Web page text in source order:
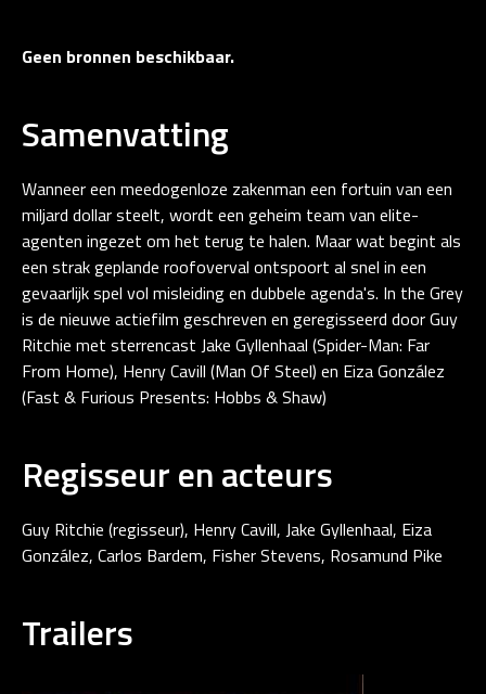
Geen bronnen beschikbaar.
Samenvatting
Wanneer een meedogenloze zakenman een fortuin van een
miljard dollar steelt, wordt een geheim team van elite-
agenten ingezet om het terug te halen. Maar wat begint als
een strak geplande roofoverval ontspoort al snel in een
gevaarlijk spel vol misleiding en dubbele agenda's. In the Grey
is de nieuwe actiefilm geschreven en geregisseerd door Guy
Ritchie met sterrencast Jake Gyllenhaal (Spider-Man: Far
From Home), Henry Cavill (Man Of Steel) en Eiza González
(Fast & Furious Presents: Hobbs & Shaw)
Regisseur en acteurs
Guy Ritchie (regisseur), Henry Cavill, Jake Gyllenhaal, Eiza
González, Carlos Bardem, Fisher Stevens, Rosamund Pike
Trailers